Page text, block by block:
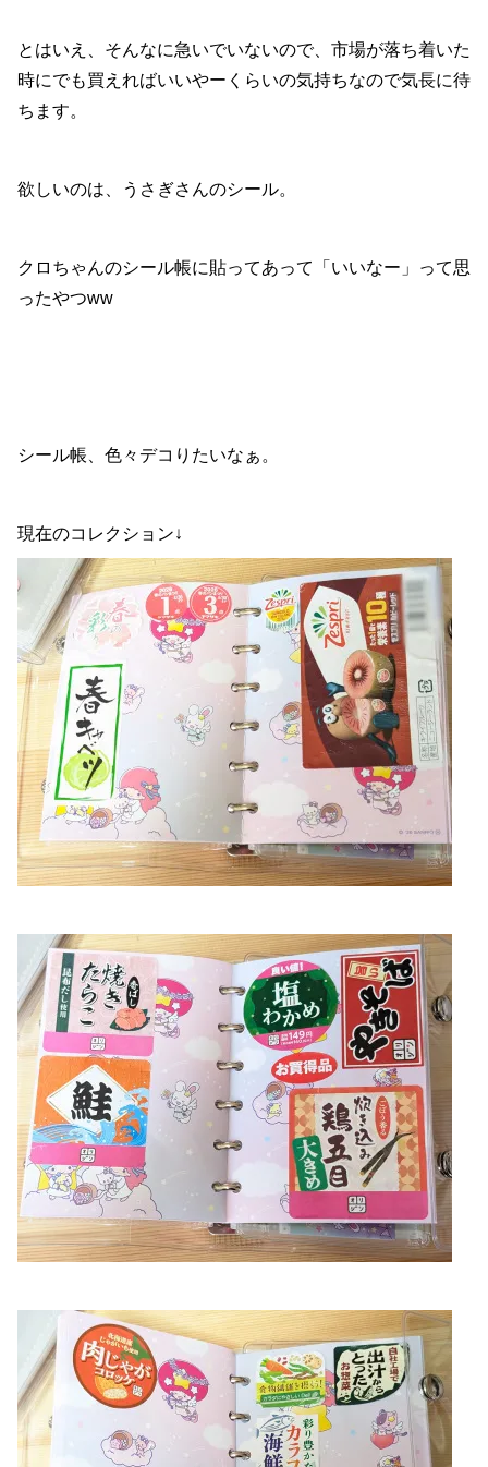
とはいえ、そんなに急いでいないので、市場が落ち着いた
時にでも買えればいいやーくらいの気持ちなので気長に待
ちます。
欲しいのは、うさぎさんのシール。
クロちゃんのシール帳に貼ってあって「いいなー」って思
ったやつww
シール帳、色々デコりたいなぁ。
現在のコレクション↓